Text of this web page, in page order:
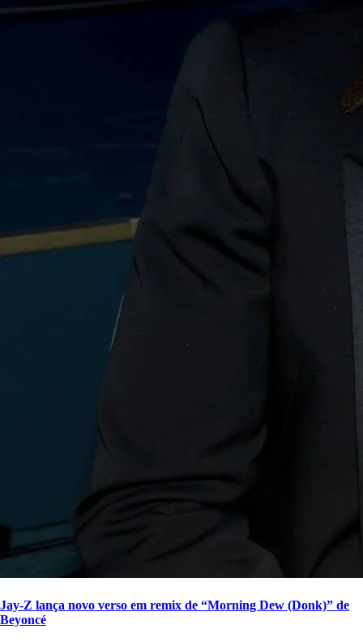
Jay-Z lança novo verso em remix de “Morning Dew (Donk)” de
Beyoncé